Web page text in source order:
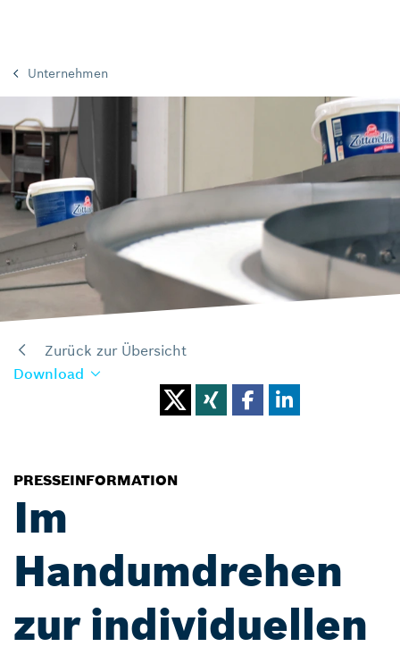
Unternehmen
Zurück zur Übersicht
Download
PRESSEINFORMATION
Im
Handumdrehen
zur individuellen